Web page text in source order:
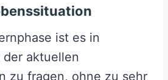
ist es in
der aktuellen
zu fragen, ohne zu sehr